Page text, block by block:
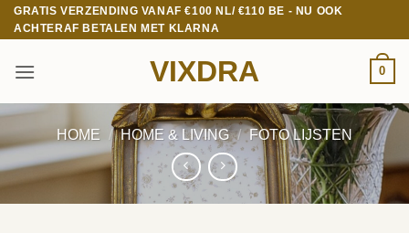
Ga
naar
GRATIS VERZENDING VANAF €100 NL/ €110 BE - NU OOK
ACHTERAF BETALEN MET KLARNA
VIXDRA 0
HOME / HOME & LIVING / FOTO LIJSTEN